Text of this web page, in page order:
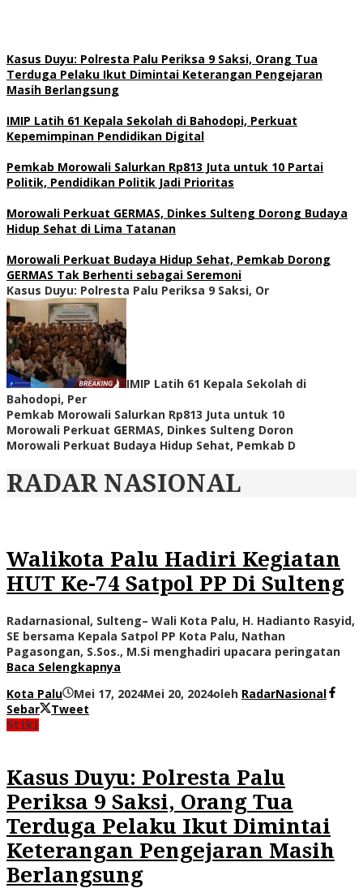
Kasus Duyu: Polresta Palu Periksa 9 Saksi, Orang Tua
Terduga Pelaku Ikut Dimintai Keterangan Pengejaran
Masih Berlangsung
IMIP Latih 61 Kepala Sekolah di Bahodopi, Perkuat
Kepemimpinan Pendidikan Digital
Pemkab Morowali Salurkan Rp813 Juta untuk 10 Partai
Politik, Pendidikan Politik Jadi Prioritas
Morowali Perkuat GERMAS, Dinkes Sulteng Dorong Budaya
Hidup Sehat di Lima Tatanan
Morowali Perkuat Budaya Hidup Sehat, Pemkab Dorong
GERMAS Tak Berhenti sebagai Seremoni
Kasus Duyu: Polresta Palu Periksa 9 Saksi, Or
IMIP Latih 61 Kepala Sekolah di
Bahodopi, Per
Pemkab Morowali Salurkan Rp813 Juta untuk 10
Morowali Perkuat GERMAS, Dinkes Sulteng Doron
Morowali Perkuat Budaya Hidup Sehat, Pemkab D
RADAR NASIONAL
Walikota Palu Hadiri Kegiatan
HUT Ke-74 Satpol PP Di Sulteng
Radarnasional, Sulteng– Wali Kota Palu, H. Hadianto Rasyid,
SE bersama Kepala Satpol PP Kota Palu, Nathan
Pagasongan, S.Sos., M.Si menghadiri upacara peringatan
Baca Selengkapnya
Kota Palu
Mei 17, 2024Mei 20, 2024oleh RadarNasional
Sebar
Tweet
Stiki
Kasus Duyu: Polresta Palu
Periksa 9 Saksi, Orang Tua
Terduga Pelaku Ikut Dimintai
Keterangan Pengejaran Masih
Berlangsung